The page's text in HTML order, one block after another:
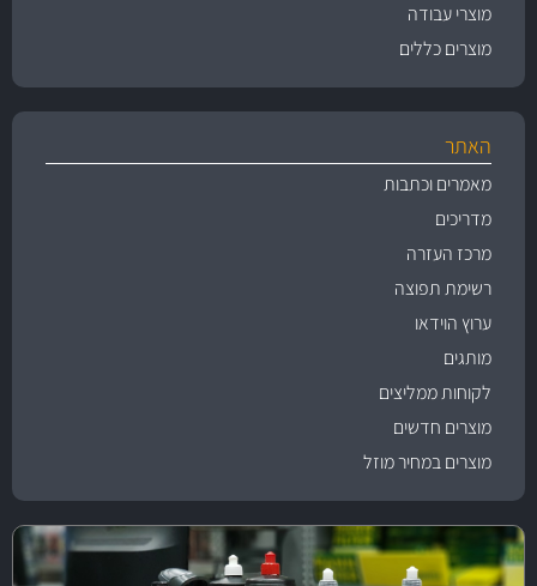
מוצרי עבודה
מוצרים כללים
האתר
מאמרים וכתבות
מדריכים
מרכז העזרה
רשימת תפוצה
ערוץ הוידאו
מותגים
לקוחות ממליצים
מוצרים חדשים
מוצרים במחיר מוזל